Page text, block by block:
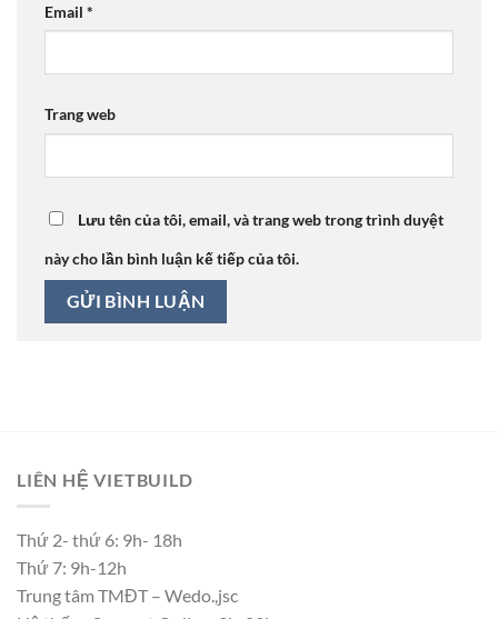
Email *
Trang web
Lưu tên của tôi, email, và trang web trong trình duyệt
này cho lần bình luận kế tiếp của tôi.
LIÊN HỆ VIETBUILD
Thứ 2- thứ 6: 9h- 18h
Thứ 7: 9h-12h
Trung tâm TMĐT – Wedo.,jsc